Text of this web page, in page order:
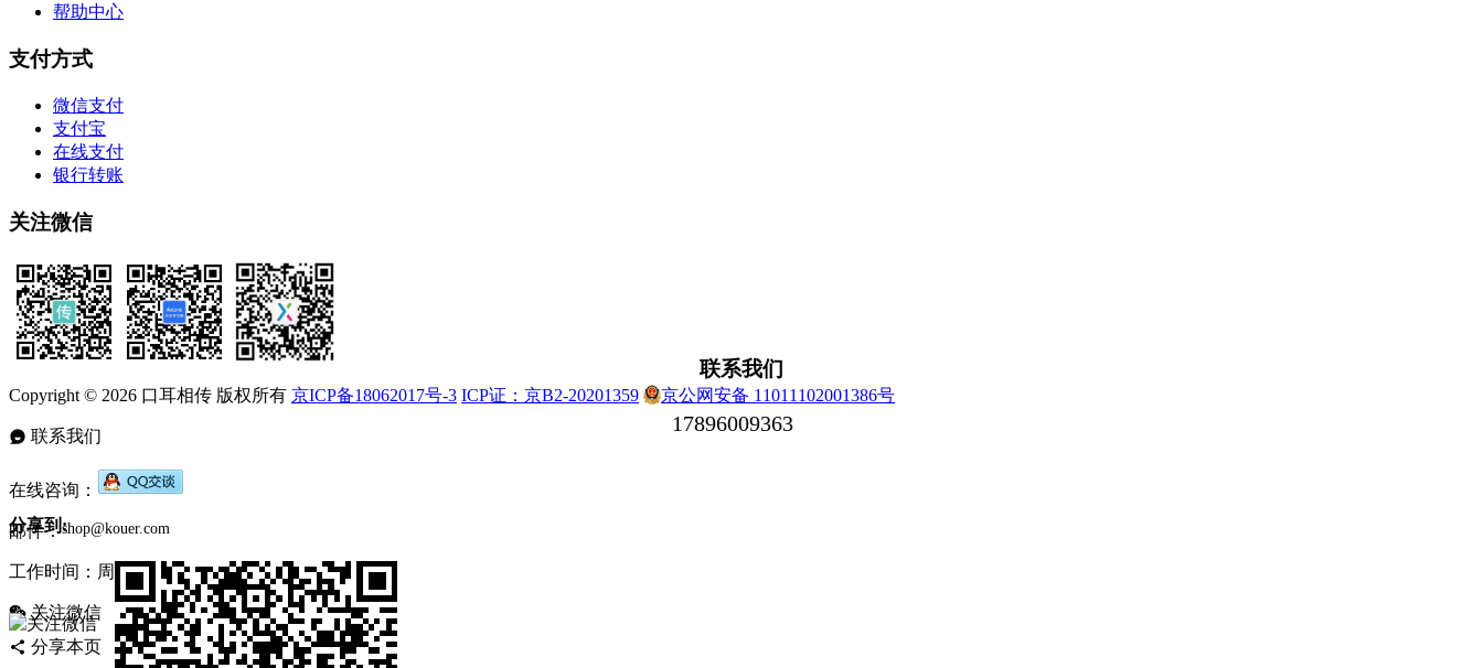
帮助中心
支付方式
微信支付
支付宝
在线支付
银行转账
关注微信
Copyright © 2026 口耳相传 版权所有 京ICP备18062017号-3 ICP证：京B2-20201359 京公网安备 11011102001386号
联系我们
联系我们
在线咨询：
邮件：
工作时间：周一至周五，9:30-17:30，节假日休息
关注微信
分享本页
分享到: